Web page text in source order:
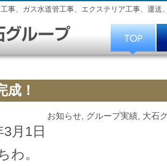
事、ガス水道管工事、エクステリア工事、運送
成！
お知らせ グループ実績 大石
月1日
わ。